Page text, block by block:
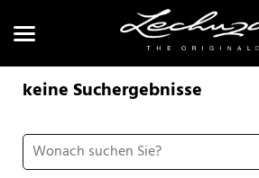
Suchen
keine Suchergebnisse